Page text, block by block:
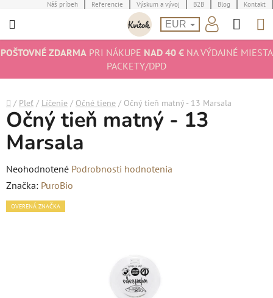
na
Náš príbeh Referencie Výskum a vývoj B2B Blog Kontakt
EUR
POŠTOVNÉ ZDARMAPRI NÁKUPE NAD 40 €NA VÝDAJNÉ MIESTA
PACKETY/DPD
Domov
/ Pleť / Líčenie / Očné tiene / Očný tieň matný - 13 Marsala
Očný tieň matný - 13
Marsala
Priemerné
hodnotenie
produktu
Neohodnotené Podrobnosti hodnotenia
Značka: PuroBio
OVERENÁ ZNAČKA